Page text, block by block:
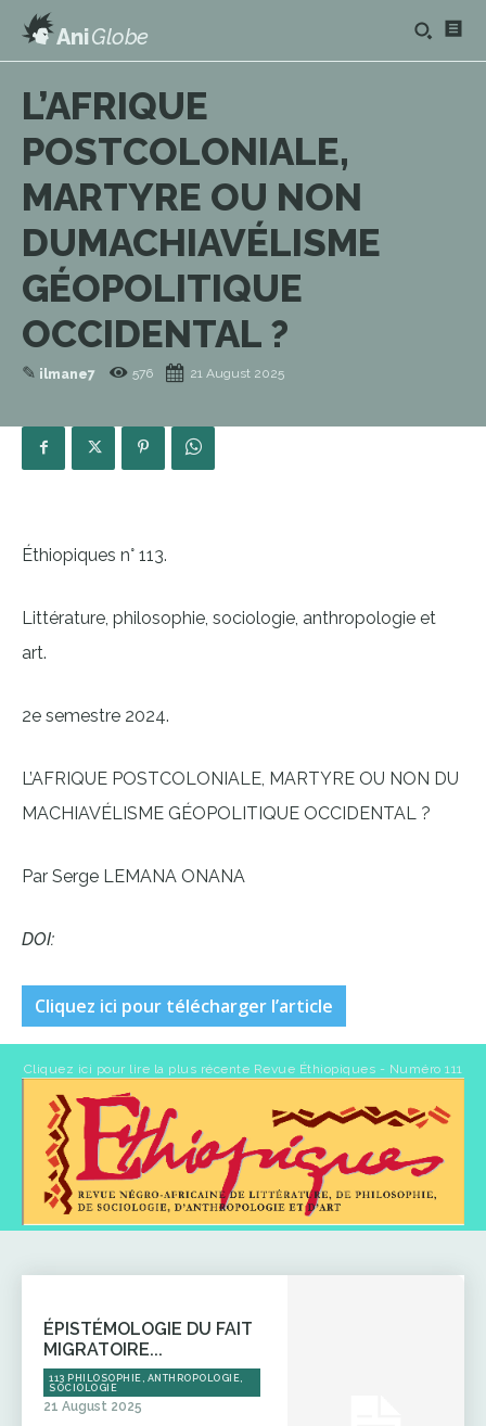
AniGlobe
L’AFRIQUE
POSTCOLONIALE,
MARTYRE OU NON
DUMACHIAVÉLISME
GÉOPOLITIQUE
OCCIDENTAL ?
✎ ilmane7 576 21 August 2025
Éthiopiques n° 113.
Littérature, philosophie, sociologie, anthropologie et
art.
2e semestre 2024.
L’AFRIQUE POSTCOLONIALE, MARTYRE OU NON DU
MACHIAVÉLISME GÉOPOLITIQUE OCCIDENTAL ?
Par Serge LEMANA ONANA
DOI:
Cliquez ici pour télécharger l’article
Cliquez ici pour lire la plus récente Revue Éthiopiques - Numéro 111
ÉPISTÉMOLOGIE DU FAIT
MIGRATOIRE...
113 PHILOSOPHIE, ANTHROPOLOGIE,
SOCIOLOGIE
21 August 2025